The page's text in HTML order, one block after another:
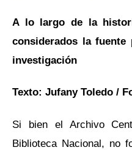
A lo largo de la
considerados la
investigación
Texto: Jufany Toledo /
Si bien el Archivo
Biblioteca Nacional, no